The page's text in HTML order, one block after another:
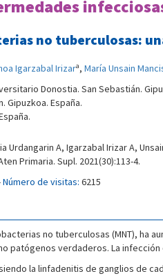
no tuberculosas:
Igarzabal Irizara, María Unsain
Donostia. San Sebastián.
Gipuzkoa. España.
Urdangarin A, Igarzabal Irizar A,
Primaria. Supl. 2021(30):113-4.
Número de visitas: 6215
no tuberculosas (MNT), ha
patógenos verdaderos. La
la linfadenitis de ganglios de